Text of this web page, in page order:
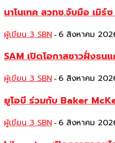
นาโนเทค สวทช.จับมือ เมิ
ผู้เขียน 3 SBN - 6 สิงหาคม
SAM เปิดโอกาสชาวฝั่งธ
ผู้เขียน 3 SBN - 6 สิงหาคม
ยูโอบี ร่วมกับ Baker
ผู้เขียน 3 SBN - 6 สิงหาคม